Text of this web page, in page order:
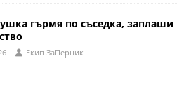
гърмя по съседка, заплаши
Eкип ЗаПерник